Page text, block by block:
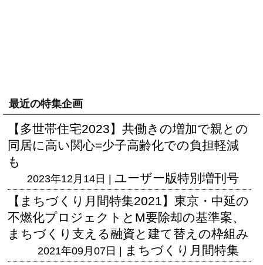
最近の特集企画
【多世帯住宅2023】共働きの増加で親との
同居に高い関心=少子高齢化での負担軽減
も
2023年12月14日 | ユーザー版特別増刊号
【まちづくり月間特集2021】東京・中延の
不燃化プロジェクトとM要除却の基準案、
まちづくり支える融資と建て替えの枠組み
2021年09月07日 | まちづくり月間特集